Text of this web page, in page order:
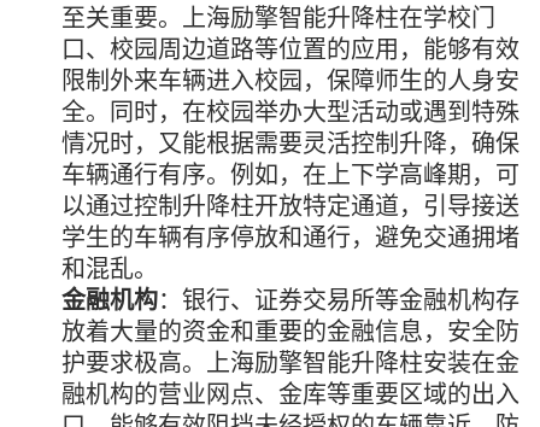
至关重要。上海励擎智能升降柱在学校门
口、校园周边道路等位置的应用，能够有效
限制外来车辆进入校园，保障师生的人身安
全。同时，在校园举办大型活动或遇到特殊
情况时，又能根据需要灵活控制升降，确保
车辆通行有序。例如，在上下学高峰期，可
以通过控制升降柱开放特定通道，引导接送
学生的车辆有序停放和通行，避免交通拥堵
和混乱。
金融机构：银行、证券交易所等金融机构存
放着大量的资金和重要的金融信息，安全防
护要求极高。上海励擎智能升降柱安装在金
融机构的营业网点、金库等重要区域的出入